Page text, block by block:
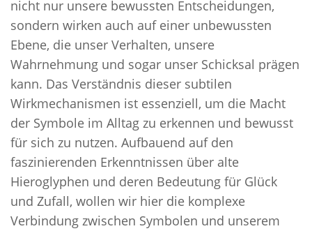
nicht nur unsere bewussten Entscheidungen,
sondern wirken auch auf einer unbewussten
Ebene, die unser Verhalten, unsere
Wahrnehmung und sogar unser Schicksal prägen
kann. Das Verständnis dieser subtilen
Wirkmechanismen ist essenziell, um die Macht
der Symbole im Alltag zu erkennen und bewusst
für sich zu nutzen. Aufbauend auf den
faszinierenden Erkenntnissen über alte
Hieroglyphen und deren Bedeutung für Glück
und Zufall, wollen wir hier die komplexe
Verbindung zwischen Symbolen und unserem